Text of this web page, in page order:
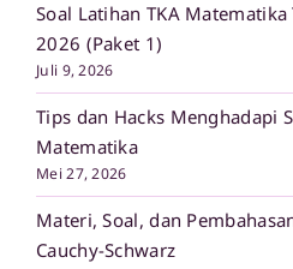
Soal Latihan TKA
2026 (Paket 1)
Juli 9, 2026
Tips dan Hacks Menghadapi
Matematika
Mei 27, 2026
Materi, Soal, dan
Cauchy-Schwarz